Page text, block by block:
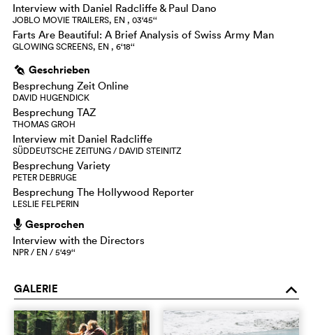
Interview with Daniel Radcliffe & Paul Dano
JOBLO MOVIE TRAILERS, EN , 03‘45‘‘
Farts Are Beautiful: A Brief Analysis of Swiss Army Man
GLOWING SCREENS, EN , 6‘18‘‘
g Geschrieben
Besprechung Zeit Online
DAVID HUGENDICK
Besprechung TAZ
THOMAS GROH
Interview mit Daniel Radcliffe
SÜDDEUTSCHE ZEITUNG / DAVID STEINITZ
Besprechung Variety
PETER DEBRUGE
Besprechung The Hollywood Reporter
LESLIE FELPERIN
h Gesprochen
Interview with the Directors
NPR / EN / 5‘49‘‘
GALERIE o